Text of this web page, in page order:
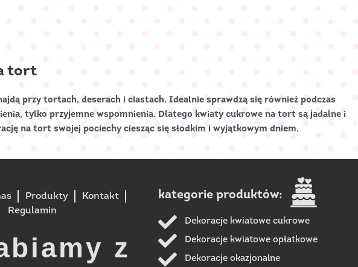
tort
przy tortach, deserach i ciastach. Idealnie sprawdzą się również podczas
tylko przyjemne wspomnienia. Dlatego kwiaty cukrowe na tort są jadalne i
na tort swojej pociechy ciesząc się słodkim i wyjątkowym dniem.
Produkty
Kontakt
Regulamin
z
kategorie produktów:
Dekoracje kwiatowe cukrowe
Dekoracje kwiatowe opłatkowe
Dekoracje okazjonalne